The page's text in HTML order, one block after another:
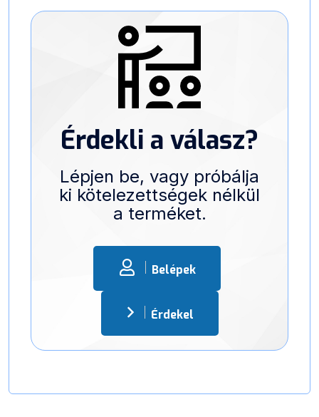
Érdekli a válasz?
Lépjen be, vagy próbálja
ki kötelezettségek nélkül
a terméket.
Belépek
Érdekel